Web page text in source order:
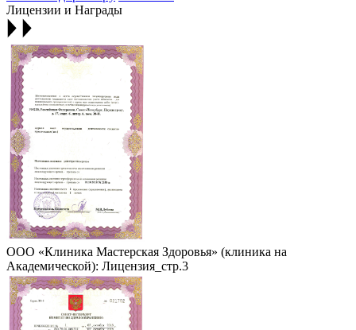
Лицензии и Награды
ООО «Клиника Мастерская Здоровья» (клиника на
Академической): Лицензия_стр.3